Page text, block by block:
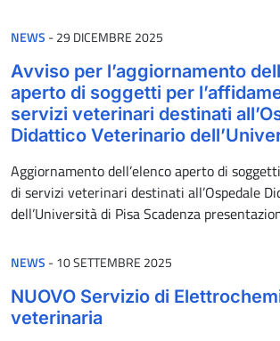
NEWS -PUBBLICATO IL
29 DICEMBRE 2025
Avviso per l’aggiornamento
aperto di soggetti per
servizi veterinari destinati
Didattico Veterinario
Aggiornamento dell’elenco aperto di
di servizi veterinari destinati all’Ospedale
dell’Università di Pisa Scadenza
NEWS -PUBBLICATO IL
10 SETTEMBRE 2025
NUOVO Servizio di
veterinaria